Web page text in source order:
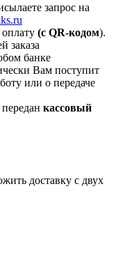
запрос на
(с QR-кодом).
заказа
банке
Вам поступит
или о передаче
кассовый
доставку с двух